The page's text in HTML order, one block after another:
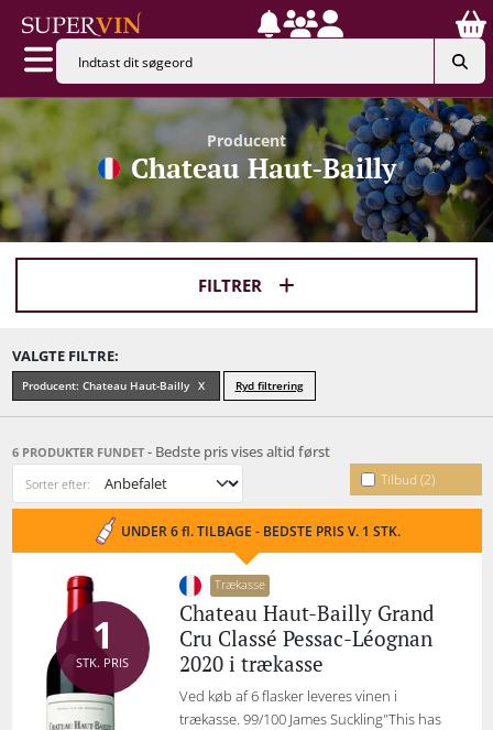
Producent
Chateau Haut-Bailly
FILTRER
VALGTE FILTRE:
Producent: Chateau Haut-Bailly Ryd filtrering
6 PRODUKTER FUNDET - Bedste pris vises altid først
Tilbud (2)
Sorter efter:
UNDER 6 fl. TILBAGE - BEDSTE PRIS V. 1 STK.
1
STK. PRIS
Trækasse
Chateau Haut-Bailly Grand
Cru Classé Pessac-Léognan
2020 i trækasse
Ved køb af 6 flasker leveres vinen i
trækasse. 99/100 James Suckling"This has